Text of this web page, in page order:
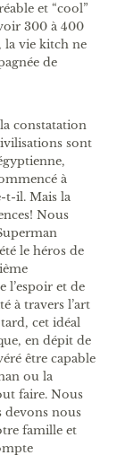
et “cool”
300 à 400
la vie kitch ne
de
la constatation
sont
à
t-il. Mais la
Nous
le héros de
l’espoir et de
à travers l’art
cet idéal
en dépit de
être capable
ou la
faire. Nous
devons nous
famille et